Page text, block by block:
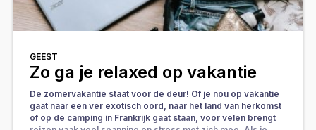
GEEST
Zo ga je relaxed op vakantie
De zomervakantie staat voor de deur! Of je nou op vakantie
gaat naar een ver exotisch oord, naar het land van herkomst
of op de camping in Frankrijk gaat staan, voor velen brengt